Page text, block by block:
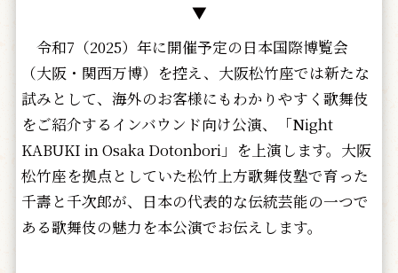
▼
令和7（2025）年に開催予定の日本国際博覧会
（大阪・関西万博）を控え、大阪松竹座では新たな
試みとして、海外のお客様にもわかりやすく歌舞伎
をご紹介するインバウンド向け公演、「Night
KABUKI in Osaka Dotonbori」を上演します。大阪
松竹座を拠点としていた松竹上方歌舞伎塾で育った
千壽と千次郎が、日本の代表的な伝統芸能の一つで
ある歌舞伎の魅力を本公演でお伝えします。